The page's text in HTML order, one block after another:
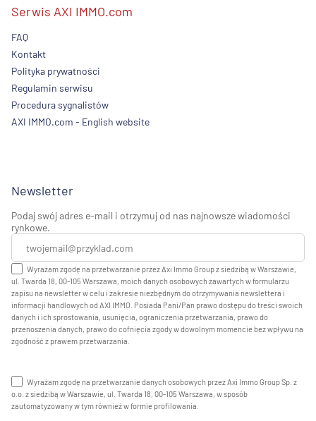
Serwis AXI IMMO.com
FAQ
Kontakt
Polityka prywatności
Regulamin serwisu
Procedura sygnalistów
AXI IMMO.com - English website
Newsletter
Podaj swój adres e-mail i otrzymuj od nas najnowsze wiadomości
rynkowe.
Wyrażam zgodę na przetwarzanie przez Axi Immo Group z siedzibą w Warszawie,
ul. Twarda 18, 00-105 Warszawa, moich danych osobowych zawartych w formularzu
zapisu na newsletter w celu i zakresie niezbędnym do otrzymywania newslettera i
informacji handlowych od AXI IMMO. Posiada Pani/Pan prawo dostępu do treści swoich
danych i ich sprostowania, usunięcia, ograniczenia przetwarzania, prawo do
przenoszenia danych, prawo do cofnięcia zgody w dowolnym momencie bez wpływu na
zgodność z prawem przetwarzania.
Wyrażam zgodę na przetwarzanie danych osobowych przez Axi Immo Group Sp. z
o.o. z siedzibą w Warszawie, ul. Twarda 18, 00-105 Warszawa, w sposób
zautomatyzowany w tym również w formie profilowania.